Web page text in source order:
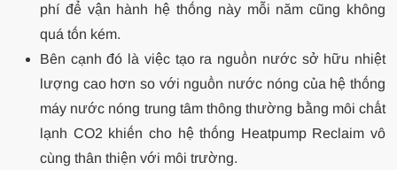
phí để vận hành hệ thống này mỗi năm cũng không
quá tốn kém.
Bên cạnh đó là việc tạo ra nguồn nước sở hữu nhiệt
lượng cao hơn so với nguồn nước nóng của hệ thống
máy nước nóng trung tâm thông thường bằng môi chất
lạnh CO2 khiến cho hệ thống Heatpump Reclaim vô
cùng thân thiện với môi trường.